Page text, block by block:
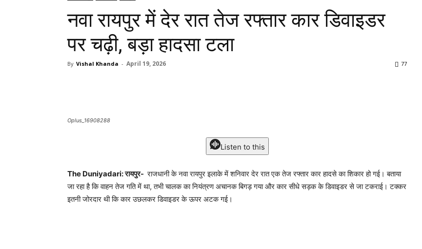
नवा रायपुर में देर रात तेज रफ्तार कार डिवाइडर
पर चढ़ी, बड़ा हादसा टला
By Vishal Khanda - April 19, 2026 77
Oplus_16908288
Listen to this
The Duniyadari: रायपुर- राजधानी के नवा रायपुर इलाके में शनिवार देर रात एक तेज रफ्तार कार हादसे का शिकार हो गई। बताया
जा रहा है कि वाहन तेज गति में था, तभी चालक का नियंत्रण अचानक बिगड़ गया और कार सीधे सड़क के डिवाइडर से जा टकराई। टक्कर
इतनी जोरदार थी कि कार उछलकर डिवाइडर के ऊपर अटक गई।